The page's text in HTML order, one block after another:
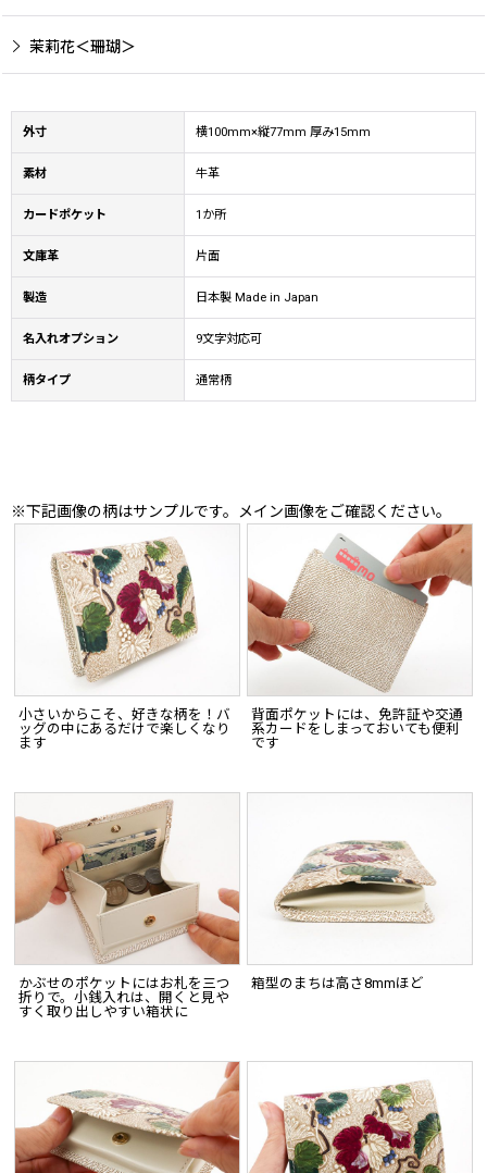
茉莉花＜珊瑚＞
外寸 横100mm×縦77mm 厚み15mm
素材 牛革
カードポケット 1か所
文庫革 片面
製造 日本製 Made in Japan
名入れオプション 9文字対応可
柄タイプ 通常柄
※下記画像の柄はサンプルです。メイン画像をご確認ください。
小さいからこそ、好きな柄を！バ
ッグの中にあるだけで楽しくなり
ます
背面ポケットには、免許証や交通
系カードをしまっておいても便利
です
かぶせのポケットにはお札を三つ
折りで。小銭入れは、開くと見や
すく取り出しやすい箱状に
箱型のまちは高さ8mmほど